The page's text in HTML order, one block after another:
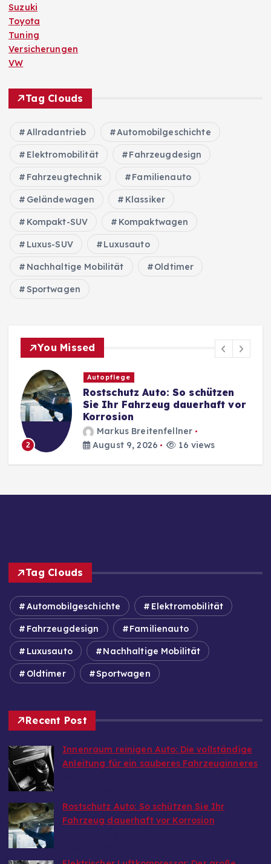
Suzuki
Toyota
Tuning
Versicherungen
VW
Tag Clouds
Allradantrieb Automobilgeschichte
Elektromobilität Fahrzeugdesign
Fahrzeugtechnik Familienauto
Geländewagen Klassiker
Kompakt-SUV Kompaktwagen
Luxus-SUV Luxusauto
Nachhaltige Mobilität Oldtimer
Sportwagen
You Missed
2
Autopflege
Rostschutz Auto: So schützen
Sie Ihr Fahrzeug dauerhaft vor
Korrosion
Markus Breitenfellner
August 9, 2026
16 views
Tag Clouds
Automobilgeschichte Elektromobilität
Fahrzeugdesign Familienauto
Luxusauto Nachhaltige Mobilität
Oldtimer Sportwagen
Recent Post
Innenraum reinigen Auto: Die vollständige
Anleitung für ein sauberes Fahrzeuginneres
Rostschutz Auto: So schützen Sie Ihr
Fahrzeug dauerhaft vor Korrosion